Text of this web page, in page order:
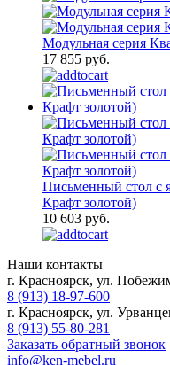
Модульная серия
17 855 руб.
Письменный стол
Крафт золотой)
10 603 руб.
Наши контакты
г. Красноярск, ул.
8 (913) 18-97-600
г. Красноярск, ул.
8 (913) 55-80-281
Заказать обратный звонок
info@ken-mebel.ru